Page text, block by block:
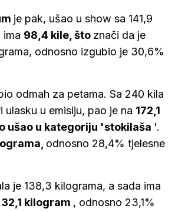
je pak, ušao u show sa 141,9
ima 98,4 kile, što znači da je
odnosno izgubio je 30,6%
odmah za petama. Sa 240 kila
ulasku u emisiju, pao je na 172,1
ušao u kategoriju 'stokilaša '.
odnosno 28,4% tjelesne
je 138,3 kilograma, a sada ima
32,1 kilogram , odnosno 23,1%